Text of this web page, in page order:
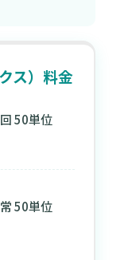
ス）料金
50単位
50単位